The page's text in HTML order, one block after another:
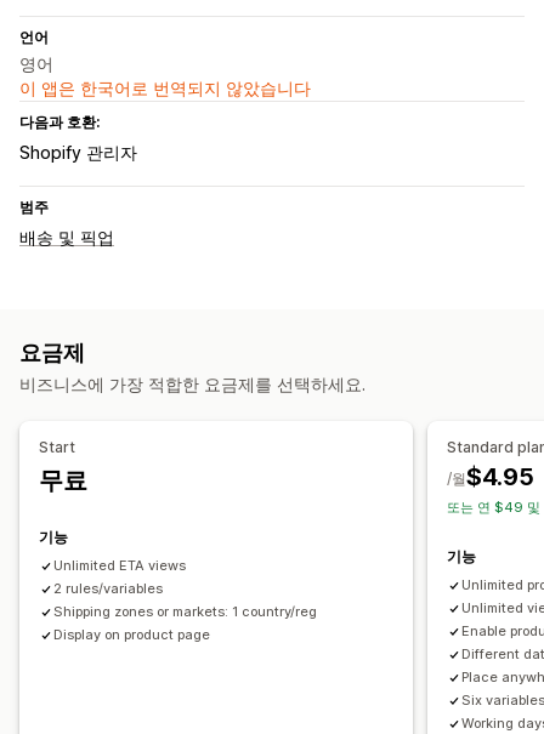
언어
영어
이 앱은 한국어로 번역되지 않았습니다
다음과 호환:
Shopify 관리자
범주
배송 및 픽업
요금제
비즈니스에 가장 적합한 요금제를 선택하세요.
Start
무료
기능
Unlimited ETA views
2 rules/variables
Shipping zones or markets: 1 country/reg
Display on product page
Standard
$4.95
/월
또는 연 $49 및
기능
Unlimited
Unlimited
Enable
Different
Place
Six
Working